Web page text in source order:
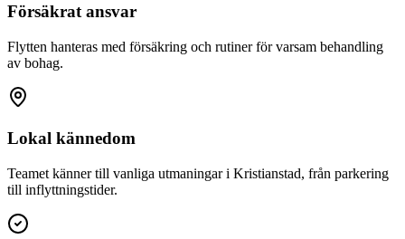
Försäkrat ansvar
Flytten hanteras med försäkring och rutiner för varsam behandling
av bohag.
Lokal kännedom
Teamet känner till vanliga utmaningar i Kristianstad, från parkering
till inflyttningstider.